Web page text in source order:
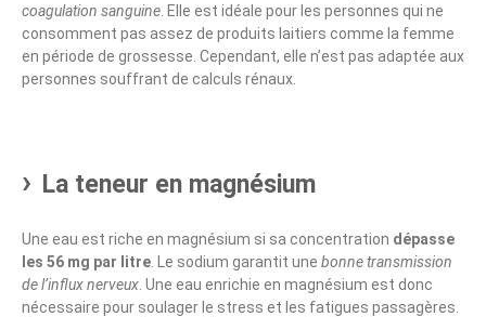
coagulation sanguine . Elle est idéale pour les personnes qui ne
consomment pas assez de produits laitiers comme la femme
en période de grossesse. Cependant, elle n’est pas adaptée aux
personnes souffrant de calculs rénaux.
La teneur en magnésium
Une eau est riche en magnésium si sa concentration dépasse
les 56 mg par litre . Le sodium garantit une bonne transmission
de l’influx nerveux . Une eau enrichie en magnésium est donc
nécessaire pour soulager le stress et les fatigues passagères.